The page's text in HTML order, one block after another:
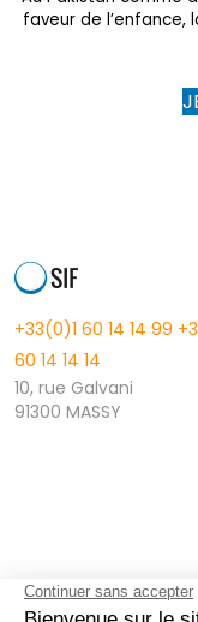
faveur de
+33(0)1 60 14 14 99
60 14 14 14
10, rue Galvani
91300 MASSY
FAQ